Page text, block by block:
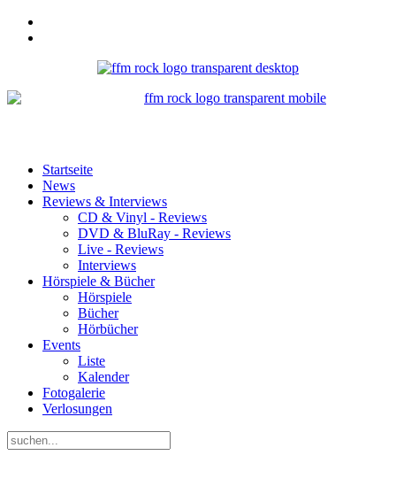
Startseite
News
Reviews & Interviews
CD & Vinyl - Reviews
DVD & BluRay - Reviews
Live - Reviews
Interviews
Hörspiele & Bücher
Hörspiele
Bücher
Hörbücher
Events
Liste
Kalender
Fotogalerie
Verlosungen